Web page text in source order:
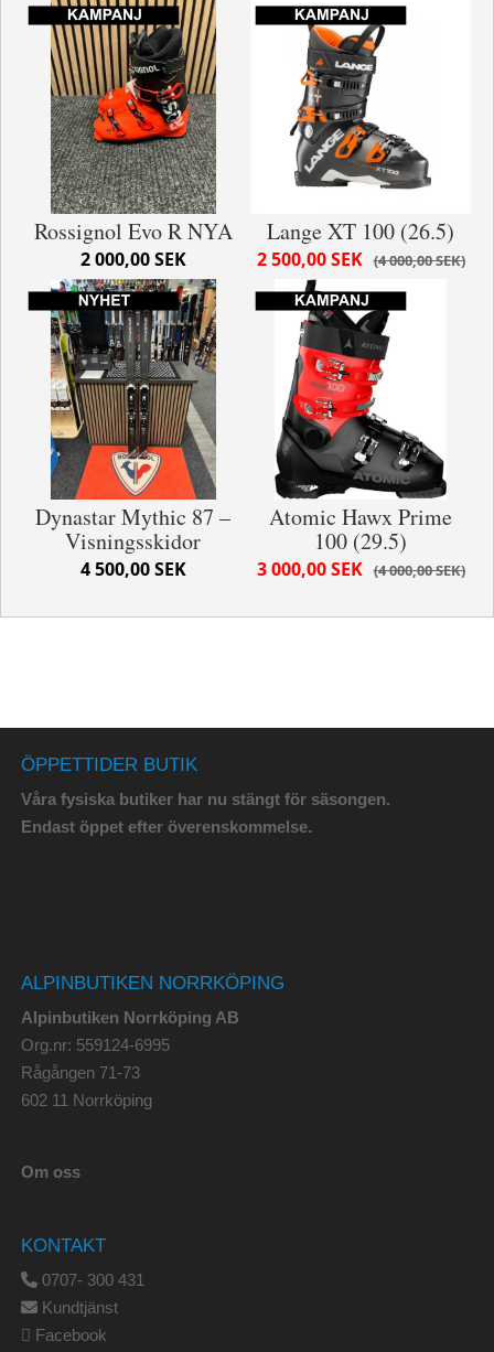
Rossignol Evo R NYA
2 000,00 SEK
Lange XT 100 (26.5)
4 000,00 SEK
2 500,00 SEK
Dynastar Mythic 87 –
Visningsskidor
4 500,00 SEK
Atomic Hawx Prime
100 (29.5)
4 000,00 SEK
3 000,00 SEK
ÖPPETTIDER BUTIK
Våra fysiska butiker har nu stängt för säsongen.
Endast öppet efter överenskommelse.
ALPINBUTIKEN NORRKÖPING
Alpinbutiken Norrköping AB
Org.nr: 559124-6995
Rågången 71-73
602 11 Norrköping
Om oss
KONTAKT
0707- 300 431
Kundtjänst
Facebook